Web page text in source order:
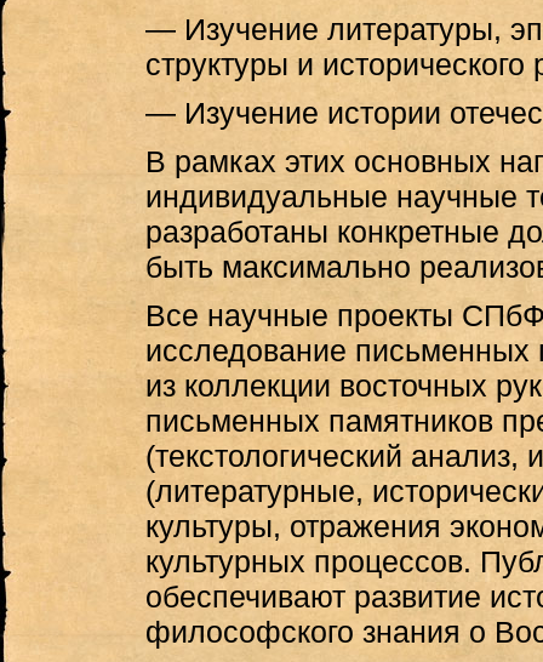
— Изучение литературы,
структуры и
— Изучение истории
В рамках этих основных
индивидуальные научные
разработаны конкретные
быть максимально
Все научные проекты
исследование письменных
из коллекции восточных
письменных памятников
(текстологический
(литературные,
культуры, отражения
культурных процессов.
обеспечивают развитие
философского знания о